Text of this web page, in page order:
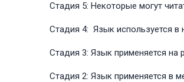
Стадия 5: Некоторые могут
Стадия 4: Язык используется
Стадия 3: Язык применяется на
Стадия 2: Язык применяется в